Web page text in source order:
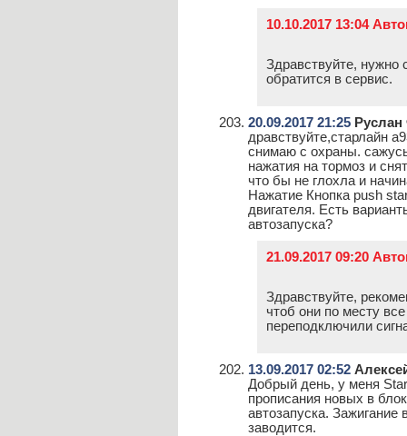
10.10.2017 13:04
Здравствуйте, нужно
обратится в сервис.
20.09.2017 21:25
дравствуйте,старлайн
снимаю с охраны.
нажатия на тормоз и
что бы не глохла и
Нажатие Кнопка push
двигателя. Есть
автозапуска?
21.09.2017 09:20
Здравствуйте,
чтоб они по месту
переподключили
13.09.2017 02:52
Добрый день, у меня
прописания новых в
автозапуска. Зажигание
заводится.